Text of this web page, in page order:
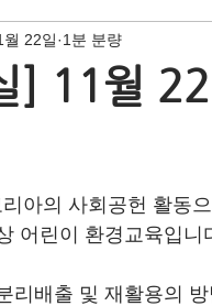
생태관광지
결산서류
] 11월
22일 1분 분량
아의 사회공헌 활동
어린이 환경교육입니
리배출 및 재활용의